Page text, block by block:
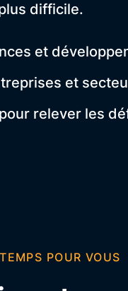
difficile.
et
et
relever les
POUR VOUS